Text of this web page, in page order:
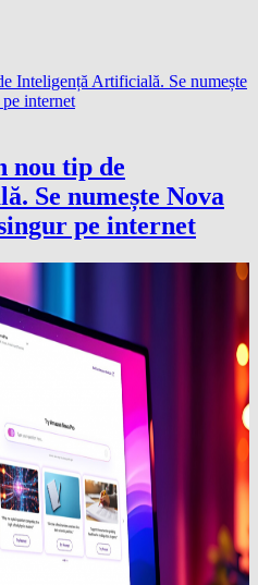
nou tip de
Se numește Nova
pe internet